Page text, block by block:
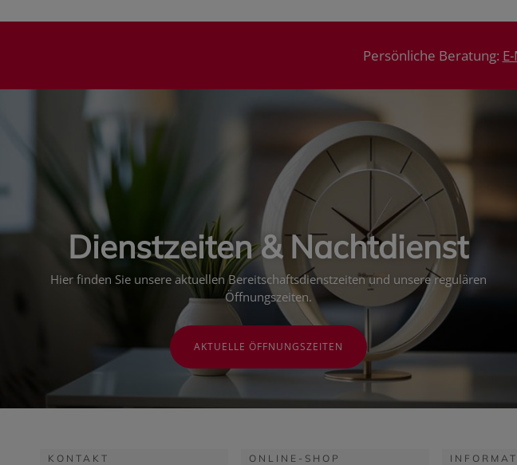
Persönliche Beratung:
Dienstzeiten & Nachtdienst
Hier finden Sie unsere aktuellen Bereitschaftsdienstzeiten und unsere regulären
Öffnungszeiten.
AKTUELLE ÖFFNUNGSZEITEN
KONTAKT ONLINE-SHOP